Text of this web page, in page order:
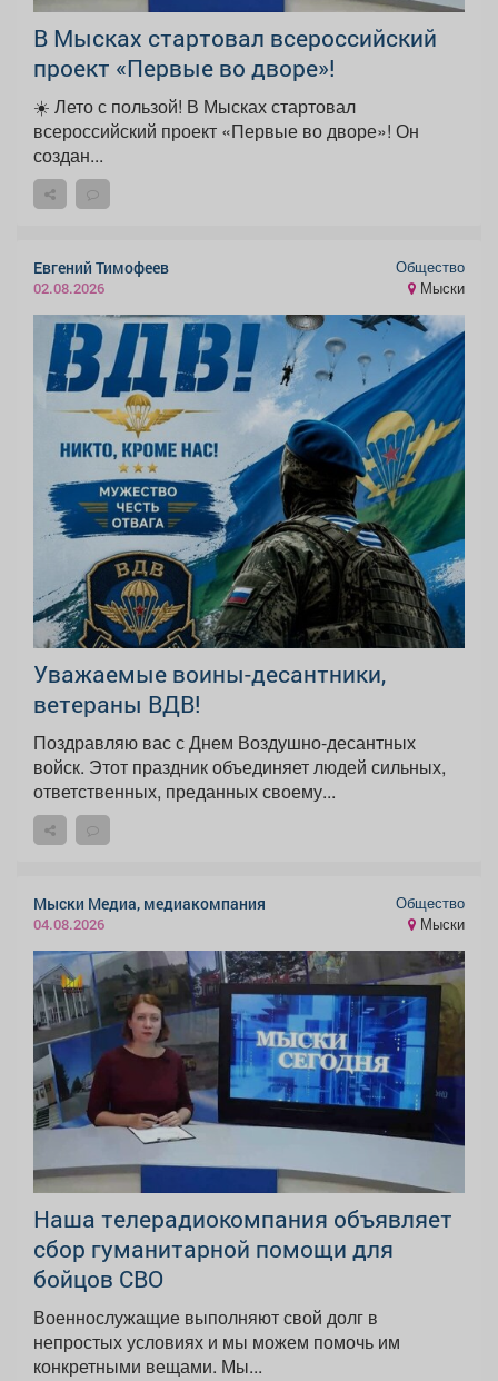
В Мысках стартовал всероссийский
проект «Первые во дворе»!
☀️ Лето с пользой! В Мысках стартовал
всероссийский проект «Первые во дворе»! Он
создан...
Евгений Тимофеев
02.08.2026
Общество
Мыски
Уважаемые воины-десантники,
ветераны ВДВ!
Поздравляю вас с Днем Воздушно-десантных
войск. Этот праздник объединяет людей сильных,
ответственных, преданных своему...
Мыски Медиа, медиакомпания
04.08.2026
Общество
Мыски
Наша телерадиокомпания объявляет
сбор гуманитарной помощи для
бойцов СВО
Военнослужащие выполняют свой долг в
непростых условиях и мы можем помочь им
конкретными вещами. Мы...